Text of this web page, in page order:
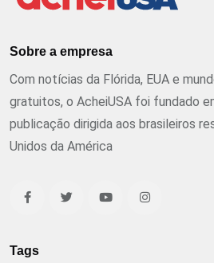
Sobre a empresa
Com notícias da Flórida, EUA e
gratuitos, o AcheiUSA foi fundado
publicação dirigida aos brasileiros
Unidos da América
Tags